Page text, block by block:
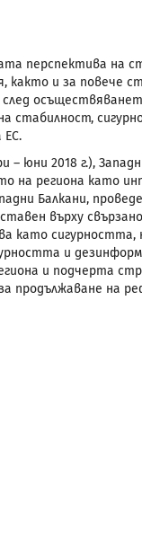
перспектива на
както и за повече
стабилност,
– юни 2018 г.),
на региона като
Балкани,
върху
като сигурността,
и
и подчерта
продължаване на